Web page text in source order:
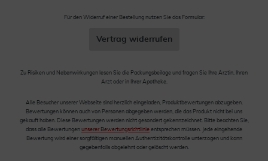
Für den Widerruf einer Bestellung nutzen Sie das Formular:
Vertrag widerrufen
Zu Risiken und Nebenwirkungen lesen Sie die Packungsbeilage und fragen Sie Ihre Ärztin, Ihren
Arzt oder in Ihrer Apotheke.
Alle Besucher unserer Webseite sind herzlich eingeladen, Produktbewertungen abzugeben.
Bewertungen können auch von Personen abgegeben werden, die das Produkt nicht bei uns
gekauft haben. Diese Bewertungen werden nicht gesondert gekennzeichnet. Bitte beachten Sie,
dass alle Bewertungen unserer Bewertungsrichtlinie entsprechen müssen. Jede eingehende
Bewertung wird einer sorgfältigen manuellen Authentizitätskontrolle unterzogen und kann
gegebenfalls abgelehnt oder gelöscht werden.